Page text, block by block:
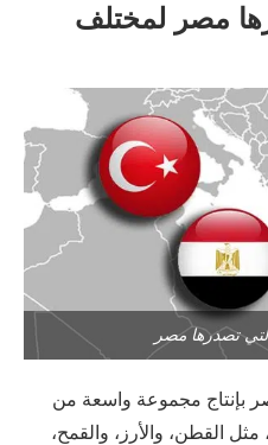
مصر لمختلف
تصدرها مصر
بإنتاج مجموعة واسعة من
مثل القطن، والأرز، والقمح،